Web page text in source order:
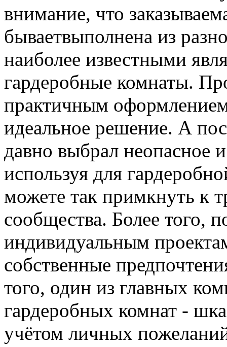
внимание, что
бываетвыполнена из
наиболее известными
гардеробные комнаты.
практичным оформлением
идеальное решение. А
давно выбрал неопасное
используя для
можете так примкнуть к
сообщества. Более того,
индивидуальным
собственные
того, один из главных
гардеробных комнат -
учётом личных